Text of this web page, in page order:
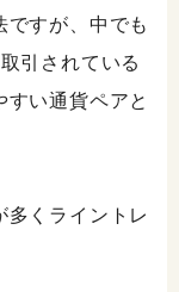
ですが、中でも
引されている
い通貨ペアと
多くライントレ